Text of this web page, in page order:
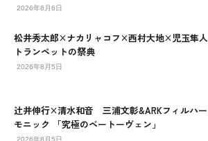
2026年8月6日
松井秀太郎×ナカリャコフ×西村大地×児玉隼人
トランペットの祭典
2026年8月5日
辻󠄀井伸行×清水和音 三浦文彰&ARKフィルハー
モニック 「究極のベートーヴェン」
2026年8月5日